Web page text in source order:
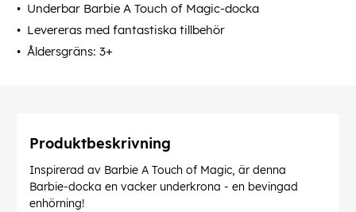
Underbar Barbie A Touch of Magic-docka
Levereras med fantastiska tillbehör
Åldersgräns: 3+
Produktbeskrivning
Inspirerad av Barbie A Touch of Magic, är denna
Barbie-docka en vacker underkrona - en bevingad
enhörning!